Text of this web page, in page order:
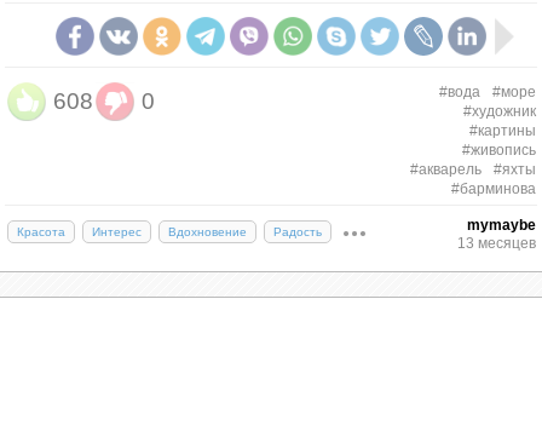
608 0 #вода
#море
#художник
#картины
#живопись
#акварель
#яхты
#барминова
Красота Интерес Вдохновение Радость
mymaybe
13 месяцев